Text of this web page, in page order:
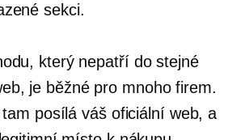
sekci.
který nepatří do stejné
je běžné pro mnoho firem.
posílá váš oficiální web, a